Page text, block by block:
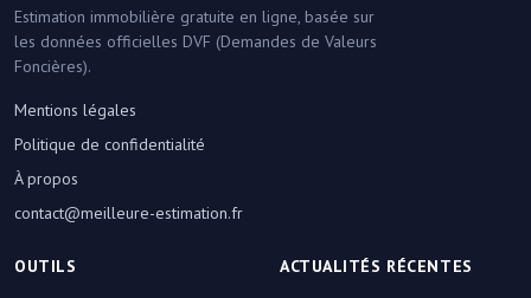
Estimation immobilière gratuite en ligne, basée sur
les données officielles DVF (Demandes de Valeurs
Foncières).
Mentions légales
Politique de confidentialité
À propos
contact@meilleure-estimation.fr
OUTILS ACTUALITÉS RÉCENTES